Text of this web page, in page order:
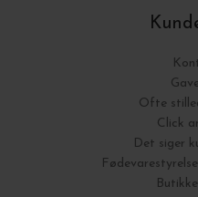
Ofte
Click
Det siger